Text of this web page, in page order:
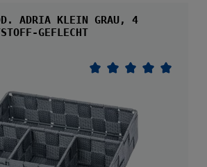
ADRIA KLEIN GRAU, 4
GEFLECHT